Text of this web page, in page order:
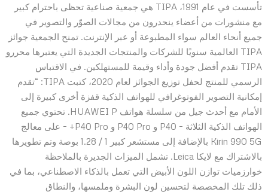
تأسست في عام 1991، TIPA هي جمعية صناعية تحظى باحترام كبير
مع منشورات من أعضاء ينحدرون من مجالات الصوّر والتصوير في
جميع أنحاء العالم سواء المطبوعة أو عبر الإنترنت. تمنح الجمعية جوائز
TIPA العالمية سنويًا للشركات والمنتجات الجديدة التي يعتبرها محررو
TIPA تقدم أفضل جودة وأداء وقيمة للمستهلكين. في الاقتباس
الرسمي للمنتج لحفل توزيع الجوائز لعام 2020، كتبت TIPA: “تقدم
إمكانية التصوير الفوتوغرافي للهواتف الذكية قفزة أخرى كبيرة إلى
الأمام مع أحدث جيل من سلسلة هواتف HUAWEI P. تحتوي جميع
الهواتف الذكية الثلاثة – P40 و P40 Pro و P40 Pro+ – على معالج
Kirin 990 5G بالإضافة إلى مستشعر كبير 1 / 1.28 بوصة وتم تطويرها
بالاشتراك مع لايكا Leica. تشمل الميزات الجديرة بالملاحظة
خوارزميات توازن اللون الأبيض التي تعمل بالذكاء الاصطناعي، بما في
ذلك تلك المخصصة لتحسين لون البشرة وملمسها، والنطاق